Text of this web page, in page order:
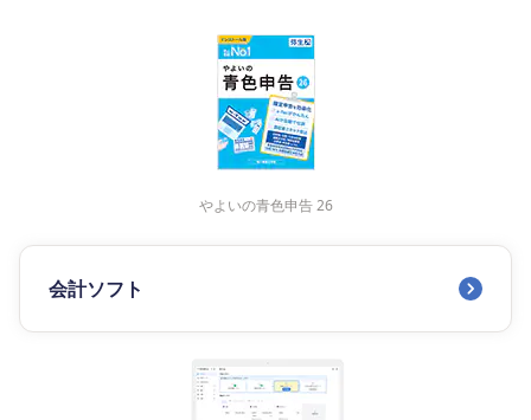
やよいの青色申告 26
会計ソフト